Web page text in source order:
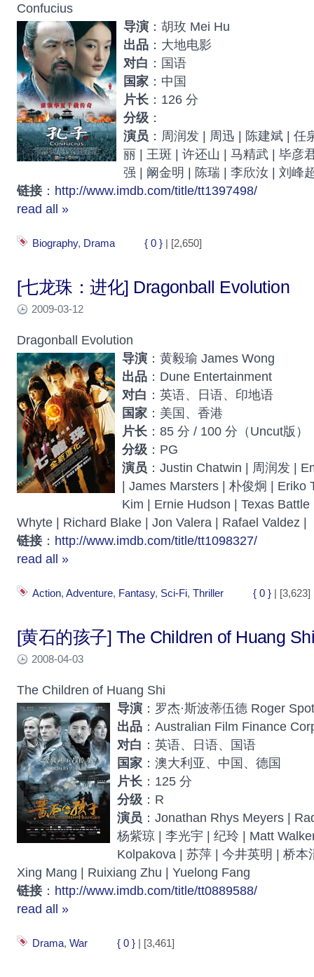
Confucius
导演 ：胡玫 Mei Hu
出品 ：大地电影
对白 ：国语
国家 ：中国
片长 ：126 分
分级 ：
演员 ：周润发 | 周迅 | 陈建斌 | 任
丽 | 王斑 | 许还山 | 马精武 | 毕彦
强 | 阚金明 | 陈瑞 | 李欣汝 | 刘峰
链接 ： http://www.imdb.com/title/tt1397498/
read all »
Biography, Drama { 0 } | [2,650]
[七龙珠：进化] Dragonball Evolution
2009-03-12
Dragonball Evolution
导演 ：黄毅瑜 James Wong
出品 ：Dune Entertainment
对白 ：英语、日语、印地语
国家 ：美国、香港
片长 ：85 分 / 100 分（Uncut版）
分级 ：PG
演员 ：Justin Chatwin | 周润发 |
| James Marsters | 朴俊炯 | Eriko
Kim | Ernie Hudson | Texas
Whyte | Richard Blake | Jon Valera | Rafael Valdez |
链接 ： http://www.imdb.com/title/tt1098327/
read all »
Action, Adventure, Fantasy, Sci-Fi, Thriller { 0 } | [3,623]
[黄石的孩子] The Children of Huang
2008-04-03
The Children of Huang Shi
导演 ：罗杰·斯波蒂伍德 Roger
出品 ：Australian Film Finance
对白 ：英语、日语、国语
国家 ：澳大利亚、中国、德国
片长 ：125 分
分级 ：R
演员 ：Jonathan Rhys Meyers |
杨紫琼 | 李光宇 | 纪玲 | Matt
Kolpakova | 苏萍 | 今井英明 | 桥本
Xing Mang | Ruixiang Zhu | Yuelong Fang
链接 ： http://www.imdb.com/title/tt0889588/
read all »
Drama, War { 0 } | [3,461]